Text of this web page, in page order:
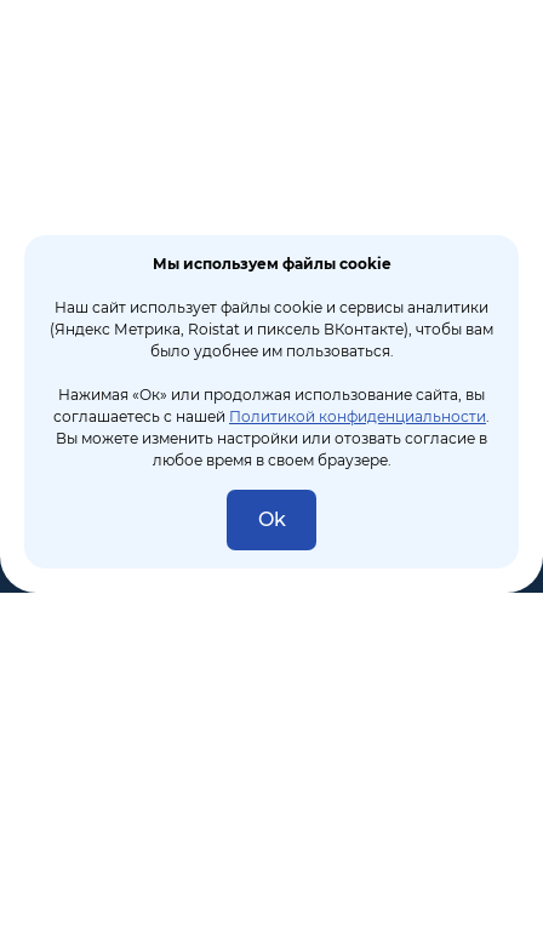
Мы используем файлы cookie
Наш сайт использует файлы cookie и сервисы аналитики
(Яндекс Метрика, Roistat и пиксель ВКонтакте), чтобы вам
было удобнее им пользоваться.
Нажимая «Ок» или продолжая использование сайта, вы
соглашаетесь с нашей Политикой конфиденциальности.
Вы можете изменить настройки или отозвать согласие в
любое время в своем браузере.
Ok